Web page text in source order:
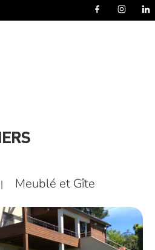
| Meublé et Gîte